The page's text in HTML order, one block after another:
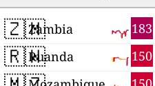
🇿🇲 183
Zambia
🇷🇼 150
Ruanda